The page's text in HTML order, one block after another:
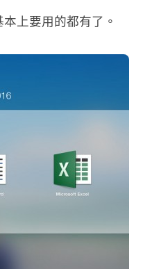
上要用的都有了。